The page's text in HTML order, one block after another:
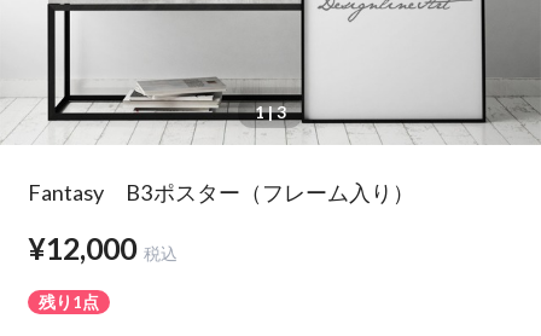
1| 3
Fantasy B3ポスター（フレーム入り）
¥12,000 税込
残り1点